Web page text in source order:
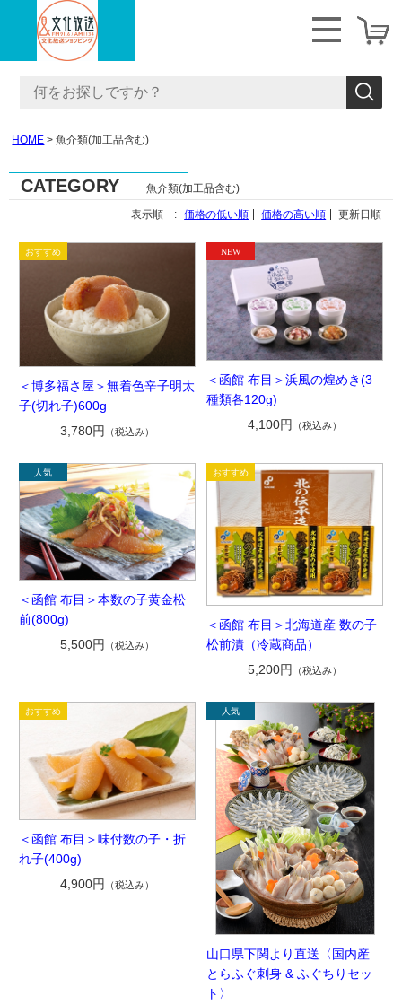
HOME 魚介類(加工品含む)
CATEGORY 魚介類(加工品含む)
表示順 : 価格の低い順 価格の高い順 更新日順
＜博多福さ屋＞無着色辛子明太
子(切れ子)600g
3,780円
（税込み）
＜函館 布目＞浜風の煌めき(3
種類各120g)
4,100円
（税込み）
＜函館 布目＞本数の子黄金松
前(800g)
5,500円
（税込み）
＜函館 布目＞北海道産 数の子
松前漬（冷蔵商品）
5,200円
（税込み）
＜函館 布目＞味付数の子・折
れ子(400g)
4,900円
（税込み）
山口県下関より直送〈国内産
とらふぐ刺身 & ふぐちりセッ
ト〉